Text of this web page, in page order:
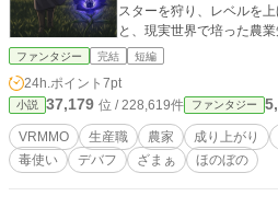
スターを狩り、レベルを
と、現実世界で培った農
しかし、ある日、品種改
命は大きく動き出す。 そ
は、触れる者すべての力
毒、戦いに使えるんじゃ
を、ゲーム世界の理を覆
ム、料理、罠――。 彼の生
レイヤーたちは、その姿
ファンタジー 完結 短編
24h.ポイント 7pt
小説 37,179 位 / 228,619件 ファンタジー
VRMMO 生産職 農家 成り上がり
毒使い
デバフ ざまぁ ほのぼの